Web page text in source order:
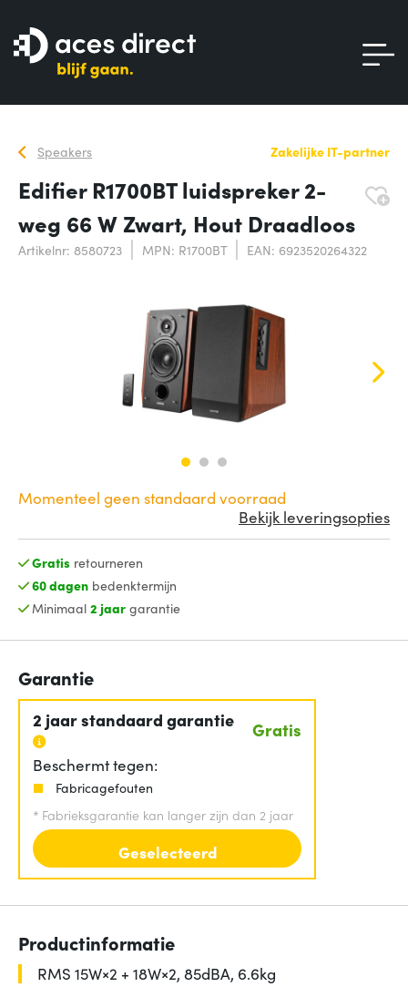
Speakers Zakelijke IT-partner
Edifier R1700BT luidspreker 2-
weg 66 W Zwart, Hout Draadloos
Artikelnr: 8580723 MPN: R1700BT EAN: 6923520264322
Momenteel geen standaard voorraad
Bekijk leveringsopties
Gratis retourneren
60 dagenbedenktermijn
Minimaal 2 jaargarantie
Garantie
2 jaar standaard garantie Gratis
Beschermt tegen:
Fabricagefouten
* Fabrieksgarantie kan langer zijn dan 2 jaar
Geselecteerd
Productinformatie
RMS 15W×2 + 18W×2, 85dBA, 6.6kg